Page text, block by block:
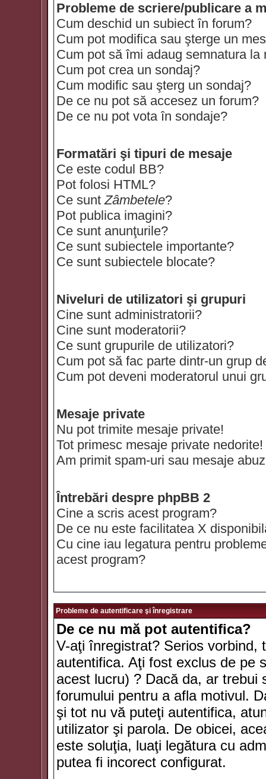
Probleme de scriere/publicare a
Cum deschid un subiect în forum?
Cum pot modifica sau şterge un
Cum pot să îmi adaug semnatura la
Cum pot crea un sondaj?
Cum modific sau şterg un sondaj?
De ce nu pot să accesez un forum?
De ce nu pot vota în sondaje?
Formatări şi tipuri de mesaje
Ce este codul BB?
Pot folosi HTML?
Ce suntZâmbetele?
Pot publica imagini?
Ce sunt anunţurile?
Ce sunt subiectele importante?
Ce sunt subiectele blocate?
Niveluri de utilizatori şi grupuri
Cine sunt administratorii?
Cine sunt moderatorii?
Ce sunt grupurile de utilizatori?
Cum pot să fac parte dintr-un grup
Cum pot deveni moderatorul unui
Mesaje private
Nu pot trimite mesaje private!
Tot primesc mesaje private nedorite!
Am primit spam-uri sau mesaje
Întrebări despre phpBB 2
Cine a scris acest program?
De ce nu este facilitatea X
Cu cine iau legatura pentru
acest program?
Probleme de autentificare şi înregistrare
De ce nu mă pot autentifica?
V-aţi înregistrat? Serios vorbind,
autentifica. Aţi fost exclus de pe
acest lucru) ? Dacă da, ar trebui
forumului pentru a afla motivul.
şi tot nu vă puteţi autentifica,
utilizator şi parola. De obicei,
este soluţia, luaţi legătura cu
putea fi incorect configurat.